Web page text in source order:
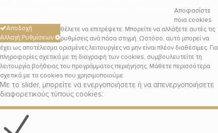
Αποδοχή
Αλλαγή Ρυθμίσεων
Αποφασίστε
ποια cookies
θέλετε να επιτρέψετε. Μπορείτε να αλλάξετε αυτές τις
ρυθμίσεις ανά πάσα στιγμή. Ωστόσο, αυτό μπορεί να
έχει ως αποτέλεσμα ορισμένες λειτουργίες να μην είναι πλέον διαθέσιμες. Για
πληροφορίες σχετικά με τη διαγραφή των cookies, συμβουλευτείτε τη
λειτουργία βοήθειας του προγράμματος περιήγησης. Μάθετε περισσότερα
σχετικά με τα cookies που χρησιμοποιούμε.
Με το slider, μπορείτε να ενεργοποιήσετε ή να απενεργοποιήσετε
διαφορετικούς τύπους cookies: